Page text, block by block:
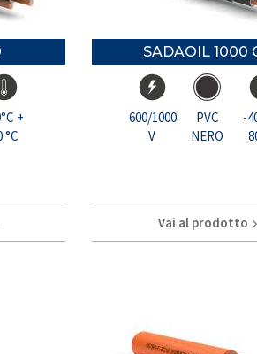
+
°C
SADAOIL 1000
600/1000
V
PVC
NERO
-
Vai al prodotto